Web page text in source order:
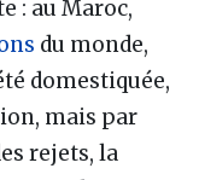
: au Maroc,
du monde,
domestiquée,
mais par
rejets, la